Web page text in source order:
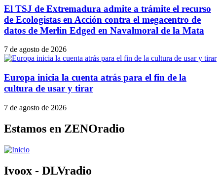
El TSJ de Extremadura admite a trámite el recurso
de Ecologistas en Acción contra el megacentro de
datos de Merlin Edged en Navalmoral de la Mata
7 de agosto de 2026
Europa inicia la cuenta atrás para el fin de la
cultura de usar y tirar
7 de agosto de 2026
Estamos en ZENOradio
Ivoox - DLVradio